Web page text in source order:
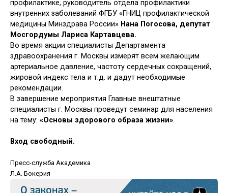
профилактике, руководитель отдела профилактики
внутренних заболеваний ФГБУ «ГНИЦ профилактической
медицины Минздрава России» Нана Погосова, депутат
Мосгордумы Лариса Картавцева.
Во время акции специалисты Департамента
здравоохранения г. Москвы измерят всем желающим
артериальное давление, частоту сердечных сокращений,
жировой индекс тела и т.д. и дадут необходимые
рекомендации.
В завершение мероприятия Главные внештатные
специалисты г. Москвы проведут семинар для населения
на тему: «Основы здорового образа жизни».
Вход свободный.
Пресс-служба Академика
Л.А. Бокерия